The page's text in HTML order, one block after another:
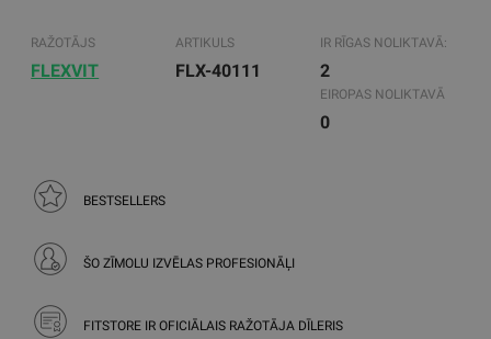
RAŽOTĀJS
FLEXVIT
ARTIKULS
FLX-40111
IR RĪGAS NOLIKTAVĀ:
2
EIROPAS NOLIKTAVĀ
0
BESTSELLERS
ŠO ZĪMOLU IZVĒLAS PROFESIONĀĻI
FITSTORE IR OFICIĀLAIS RAŽOTĀJA DĪLERIS